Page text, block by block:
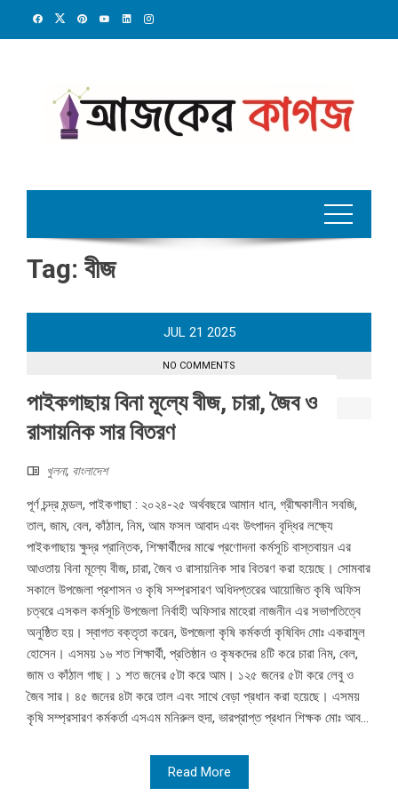
Tag: বীজ
JUL 21 2025
NO COMMENTS
পাইকগাছায় বিনা মূল্যে বীজ, চারা, জৈব ও
রাসায়নিক সার বিতরণ
খুলনা, বাংলাদেশ
পূর্ণ চন্দ্র মন্ডল, পাইকগাছা : ২০২৪-২৫ অর্থবছরে আমান ধান, গ্রীষ্মকালীন সবজি,
তাল, জাম, বেল, কাঁঠাল, নিম, আম ফসল আবাদ এবং উৎপাদন বৃদ্ধির লক্ষ্যে
পাইকগাছায় ক্ষুদ্র প্রান্তিক, শিক্ষার্থীদের মাঝে প্রণোদনা কর্মসূচি বাস্তবায়ন এর
আওতায় বিনা মূল্যে বীজ, চারা, জৈব ও রাসায়নিক সার বিতরণ করা হয়েছে। সোমবার
সকালে উপজেলা প্রশাসন ও কৃষি সম্প্রসারণ অধিদপ্তরের আয়োজিত কৃষি অফিস
চত্বরে এসকল কর্মসূচি উপজেলা নির্বাহী অফিসার মাহেরা নাজনীন এর সভাপতিত্বে
অনুষ্ঠিত হয়। স্বাগত বক্তৃতা করেন, উপজেলা কৃষি কর্মকর্তা কৃষিবিদ মোঃ একরামুল
হোসেন। এসময় ১৬ শত শিক্ষার্থী, প্রতিষ্ঠান ও কৃষকদের ৪টি করে চারা নিম, বেল,
জাম ও কাঁঠাল গাছ। ১ শত জনের ৫টা করে আম। ১২৫ জনের ৫টা করে লেবু ও
জৈব সার। ৪৫ জনের ৪টা করে তাল এবং সাথে বেড়া প্রধান করা হয়েছে। এসময়
কৃষি সম্প্রসারণ কর্মকর্তা এসএম মনিরুল হুদা, ভারপ্রাপ্ত প্রধান শিক্ষক মোঃ আব...
Read More